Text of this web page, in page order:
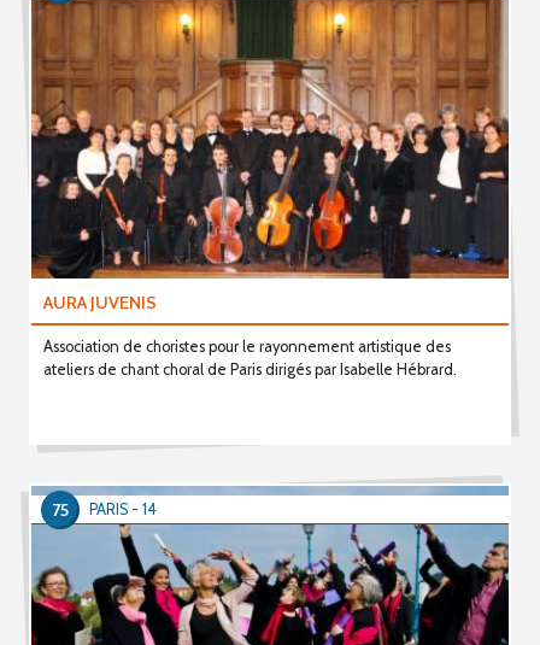
AURA JUVENIS
Association de choristes pour le rayonnement artistique des
ateliers de chant choral de Paris dirigés par Isabelle Hébrard.
PARIS - 14
75